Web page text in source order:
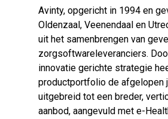
Avinty, opgericht in 1994 en
Oldenzaal, Veenendaal en
uit het samenbrengen van
zorgsoftwareleveranciers.
innovatie gerichte strategie
productportfolio de afgelopen
uitgebreid tot een breder,
aanbod, aangevuld met e-